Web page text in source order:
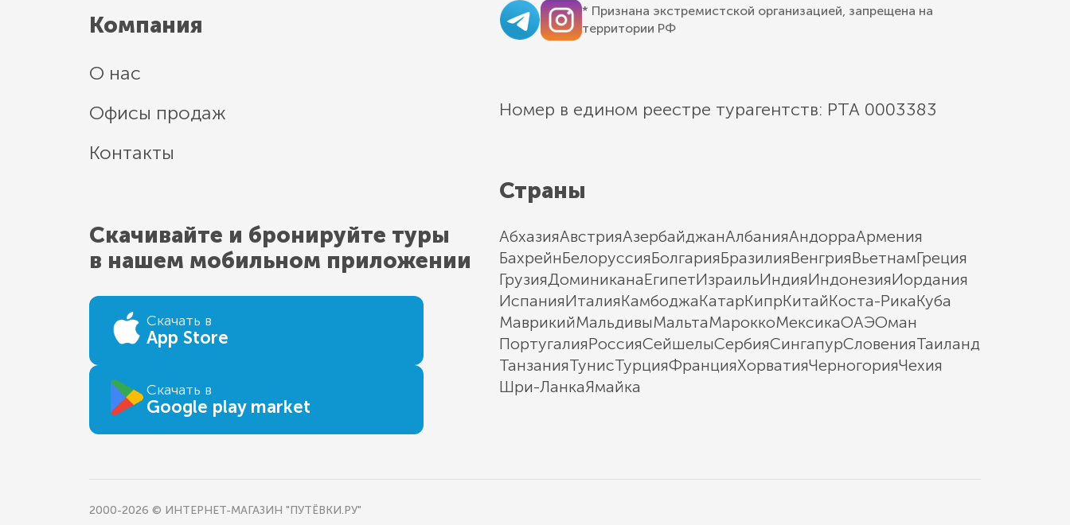
Компания
О нас
Офисы продаж
Контакты
Скачивайте и бронируйте туры
в нашем мобильном приложении
Скачать в
App Store
Скачать в
Google play market
* Признана экстремистской организацией, запрещена на
территории РФ
Номер в едином реестре турагентств: РТА 0003383
Страны
АбхазияАвстрияАзербайджанАлбанияАндорраАрмения
БахрейнБелоруссияБолгарияБразилияВенгрияВьетнамГреция
ГрузияДоминиканаЕгипетИзраильИндияИндонезияИордания
ИспанияИталияКамбоджаКатарКипрКитайКоста-РикаКуба
МаврикийМальдивыМальтаМароккоМексикаОАЭОман
ПортугалияРоссияСейшелыСербияСингапурСловенияТаиланд
ТанзанияТунисТурцияФранцияХорватияЧерногорияЧехия
Шри-ЛанкаЯмайка
2000-2026 © ИНТЕРНЕТ-МАГАЗИН "ПУТЁВКИ.РУ"